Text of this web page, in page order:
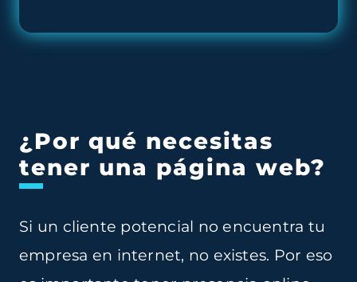
¿Por qué necesitas
tener una página web?
Si un cliente potencial no encuentra tu
empresa en internet, no existes. Por eso